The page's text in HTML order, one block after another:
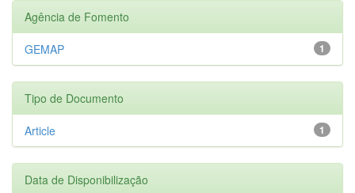
Agência de Fomento
1
GEMAP
Tipo de Documento
1
Article
Data de Disponibilização